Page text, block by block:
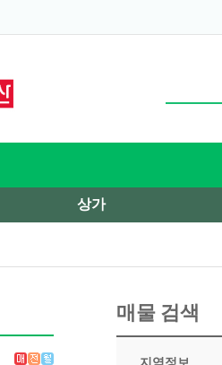
상가
매물 검색